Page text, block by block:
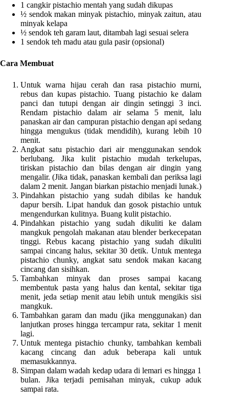
1 cangkir pistachio mentah yang sudah dikupas
½ sendok makan minyak pistachio, minyak zaitun, atau
minyak kelapa
½ sendok teh garam laut, ditambah lagi sesuai selera
1 sendok teh madu atau gula pasir (opsional)
Cara Membuat
Untuk warna hijau cerah dan rasa pistachio murni,
rebus dan kupas pistachio. Tuang pistachio ke dalam
panci dan tutupi dengan air dingin setinggi 3 inci.
Rendam pistachio dalam air selama 5 menit, lalu
panaskan air dan campuran pistachio dengan api sedang
hingga mengukus (tidak mendidih), kurang lebih 10
menit.
Angkat satu pistachio dari air menggunakan sendok
berlubang. Jika kulit pistachio mudah terkelupas,
tiriskan pistachio dan bilas dengan air dingin yang
mengalir. (Jika tidak, panaskan kembali dan periksa lagi
dalam 2 menit. Jangan biarkan pistachio menjadi lunak.)
Pindahkan pistachio yang sudah dibilas ke handuk
dapur bersih. Lipat handuk dan gosok pistachio untuk
mengendurkan kulitnya. Buang kulit pistachio.
Pindahkan pistachio yang sudah dikuliti ke dalam
mangkuk pengolah makanan atau blender berkecepatan
tinggi. Rebus kacang pistachio yang sudah dikuliti
sampai cincang halus, sekitar 30 detik. Untuk mentega
pistachio chunky, angkat satu sendok makan kacang
cincang dan sisihkan.
Tambahkan minyak dan proses sampai kacang
membentuk pasta yang halus dan kental, sekitar tiga
menit, jeda setiap menit atau lebih untuk mengikis sisi
mangkuk.
Tambahkan garam dan madu (jika menggunakan) dan
lanjutkan proses hingga tercampur rata, sekitar 1 menit
lagi.
Untuk mentega pistachio chunky, tambahkan kembali
kacang cincang dan aduk beberapa kali untuk
memasukkannya.
Simpan dalam wadah kedap udara di lemari es hingga 1
bulan. Jika terjadi pemisahan minyak, cukup aduk
sampai rata.